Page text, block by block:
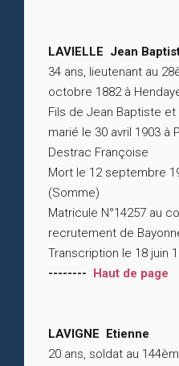
LAVIELLE Jean
34 ans, lieutenant au
octobre 1882 à
Fils de Jean Baptiste
marié le 30 avril 1903 à
Destrac Françoise
Mort le 12 septembre
(Somme)
Matricule N°14257 au
recrutement de
Transcription le 18 juin
-------- Haut de page
LAVIGNE Etienne
20 ans, soldat au